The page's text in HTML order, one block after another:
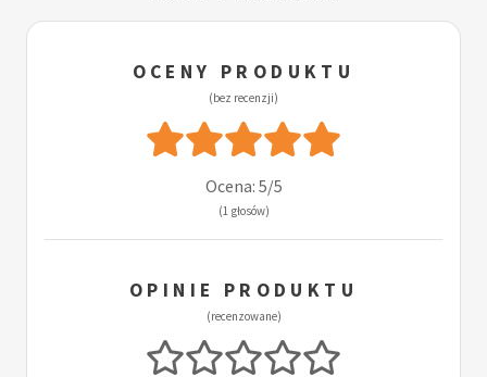
OCENY PRODUKTU
(bez recenzji)
Ocena: 5/5
(1 głosów)
OPINIE PRODUKTU
(recenzowane)